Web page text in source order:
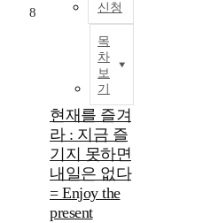
신청
목
차
보
기
8
현재를 즐겨
라 : 지금 즐
기지 못하면
내일은 없다
= Enjoy the
present